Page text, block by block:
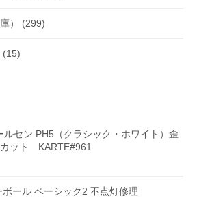
） (299)
(15)
ルセン PH5（クラシック・ホワイト）歪
ット KARTE#961
ボール ベーシック2 不点灯修理